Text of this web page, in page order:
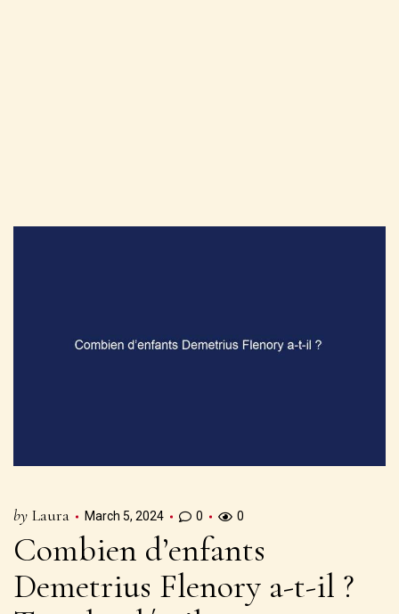
by Laura March 5, 2024 0 0
Combien d’enfants
Demetrius Flenory a-t-il ?